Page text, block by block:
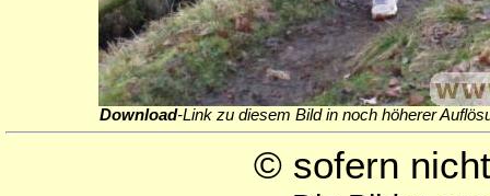
Download-Link zu diesem Bild in noch höherer
© sofern